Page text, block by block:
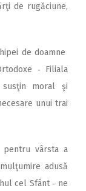
de rugăciune,
de doamne
‑ Filiala
susţin moral şi
unui trai
pentru vârsta a
adusă
cel Sfânt ‑ ne